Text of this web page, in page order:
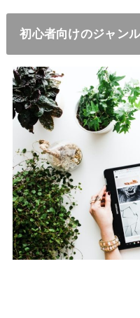
初心者向けのジャン